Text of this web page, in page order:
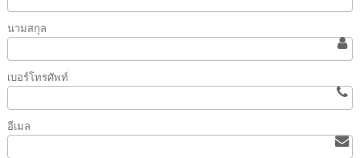
นามสกุล
เบอร์โทรศัพท์
อีเมล